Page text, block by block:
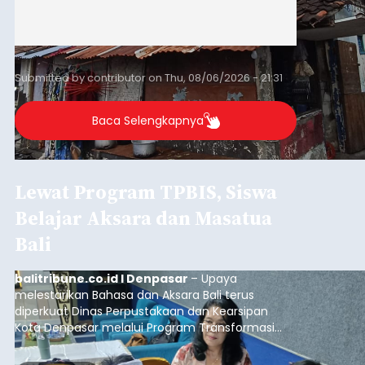
Submitted bycontributoronThu, 08/06/2026 - 21:31
Baca Selengkapnya
Lewat Program TPBIS, Siswa
Belajar Aksara dan Masatua
Bali
balitribune.co.id I Denpasar – Upaya
melestarikan Bahasa dan Aksara Bali terus
diperkuat Dinas Perpustakaan dan Kearsipan
Kota Denpasar melalui Program Transformasi
Perpustakaan Berbasis Inklusi Sosial (TPBIS).
Tahun ini, sebanyak 63 siswa kelas IV dan V SD